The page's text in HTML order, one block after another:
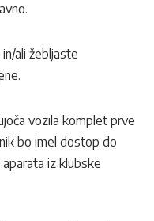
ali žebljaste
vozila komplet prve
bo imel dostop do
iz klubske